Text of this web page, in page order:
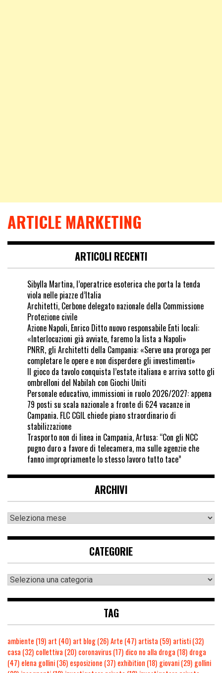
ARTICLE MARKETING
ARTICOLI RECENTI
Sibylla Martina, l’operatrice esoterica che porta la tenda
viola nelle piazze d’Italia
Architetti, Cerbone delegato nazionale della Commissione
Protezione civile
Azione Napoli, Enrico Ditto nuovo responsabile Enti locali:
«Interlocuzioni già avviate, faremo la lista a Napoli»
PNRR, gli Architetti della Campania: «Serve una proroga per
completare le opere e non disperdere gli investimenti»
Il gioco da tavolo conquista l’estate italiana e arriva sotto gli
ombrelloni del Nabilah con Giochi Uniti
Personale educativo, immissioni in ruolo 2026/2027: appena
79 posti su scala nazionale a fronte di 624 vacanze in
Campania. FLC CGIL chiede piano straordinario di
stabilizzazione
Trasporto non di linea in Campania, Artusa: “Con gli NCC
pugno duro a favore di telecamera, ma sulle agenzie che
fanno impropriamente lo stesso lavoro tutto tace”
ARCHIVI
CATEGORIE
TAG
ambiente (19) art (40) art blog(26)Arte (47) artista (59) artisti(32)
casa (32) collettiva (20) coronavirus(17) dico no alla droga (18) droga
(47) elena gollini(36) esposizione (37) exhibition (18) giovani(29) gollini